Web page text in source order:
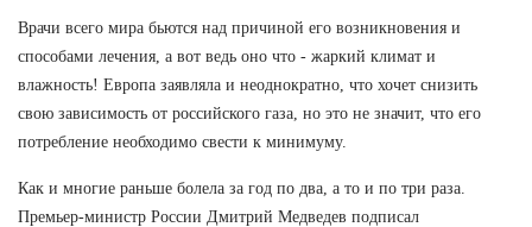
Врачи всего мира бьются над причиной его возникновения и
способами лечения, а вот ведь оно что - жаркий климат и
влажность! Европа заявляла и неоднократно, что хочет снизить
свою зависимость от российского газа, но это не значит, что его
потребление необходимо свести к минимуму.
Как и многие раньше болела за год по два, а то и по три раза.
Премьер-министр России Дмитрий Медведев подписал